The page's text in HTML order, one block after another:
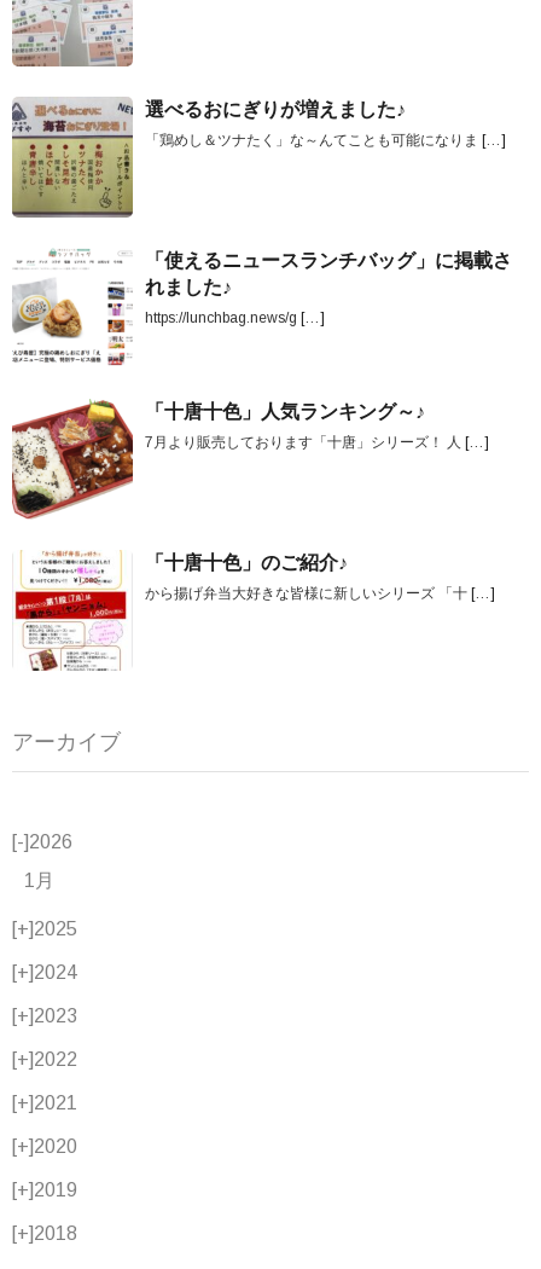
選べるおにぎりが増えました♪
「鶏めし＆ツナたく」な～んてことも可能になりま […]
「使えるニュースランチバッグ」に掲載さ
れました♪
https://lunchbag.news/g […]
「十唐十色」人気ランキング～♪
7月より販売しております「十唐」シリーズ！ 人 […]
「十唐十色」のご紹介♪
から揚げ弁当大好きな皆様に新しいシリーズ 「十 […]
アーカイブ
[-]2026
1月
[+]2025
[+]2024
[+]2023
[+]2022
[+]2021
[+]2020
[+]2019
[+]2018